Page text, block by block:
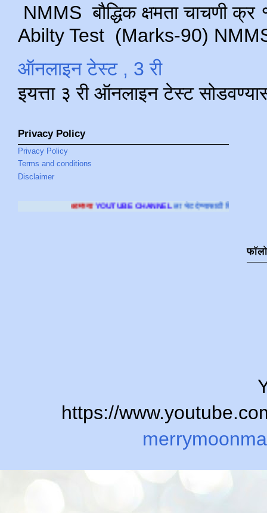
NMMS बौद्धिक क्षमता चाचणी
Abilty Test (Marks-90) NMMS
ऑनलाइन टेस्ट , 3 री
इयत्ता ३ री ऑनलाइन टेस्ट
Privacy Policy
Privacy Policy
Terms and conditions
Disclaimer
YOUTUBE CHANNELला भेट देण्यासाठी क्लिक करा.
https://